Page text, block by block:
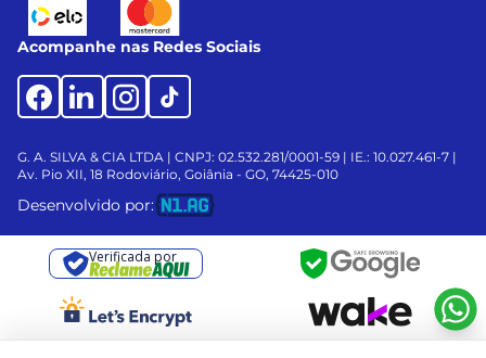
Acompanhe nas Redes Sociais
G. A. SILVA & CIA LTDA | CNPJ: 02.532.281/0001-59 | IE.: 10.027.461-7 |
Av. Pio XII, 18 Rodoviário, Goiânia - GO, 74425-010
Desenvolvido por:
Verificada por